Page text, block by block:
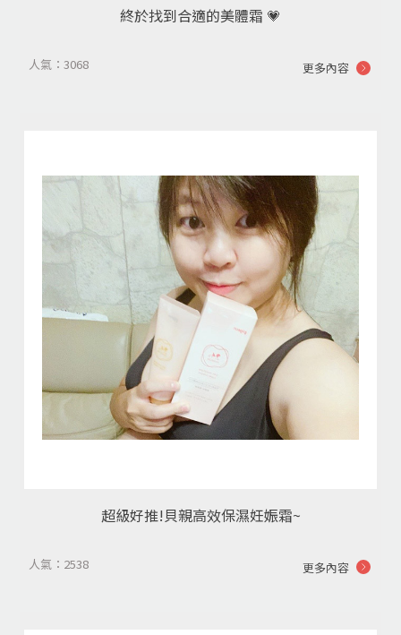
終於找到合適的美體霜 💗
人氣：3068 更多內容
超級好推!貝親高效保濕妊娠霜~
人氣：2538 更多內容